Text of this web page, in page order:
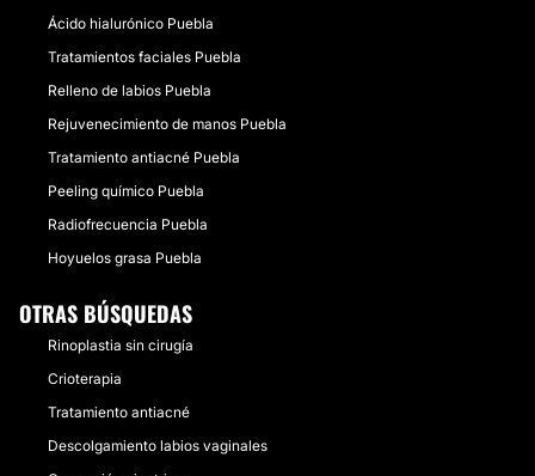
Ácido hialurónico Puebla
Tratamientos faciales Puebla
Relleno de labios Puebla
Rejuvenecimiento de manos Puebla
Tratamiento antiacné Puebla
Peeling químico Puebla
Radiofrecuencia Puebla
Hoyuelos grasa Puebla
OTRAS BÚSQUEDAS
Rinoplastia sin cirugía
Crioterapia
Tratamiento antiacné
Descolgamiento labios vaginales